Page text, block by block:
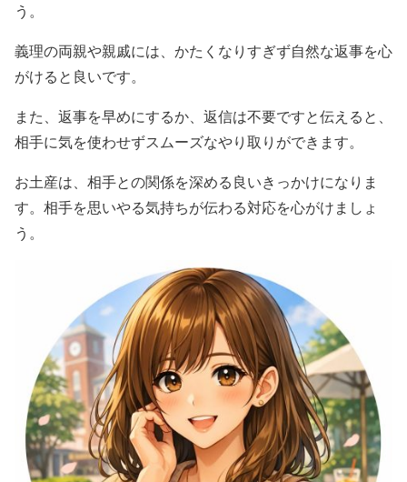
う。
義理の両親や親戚には、かたくなりすぎず自然な返事を心
がけると良いです。
また、返事を早めにするか、返信は不要ですと伝えると、
相手に気を使わせずスムーズなやり取りができます。
お土産は、相手との関係を深める良いきっかけになりま
す。相手を思いやる気持ちが伝わる対応を心がけましょ
う。